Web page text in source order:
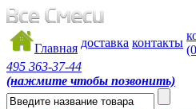
Главная доставка контакты
495 363-37-44
(нажмите чтобы позвонить)